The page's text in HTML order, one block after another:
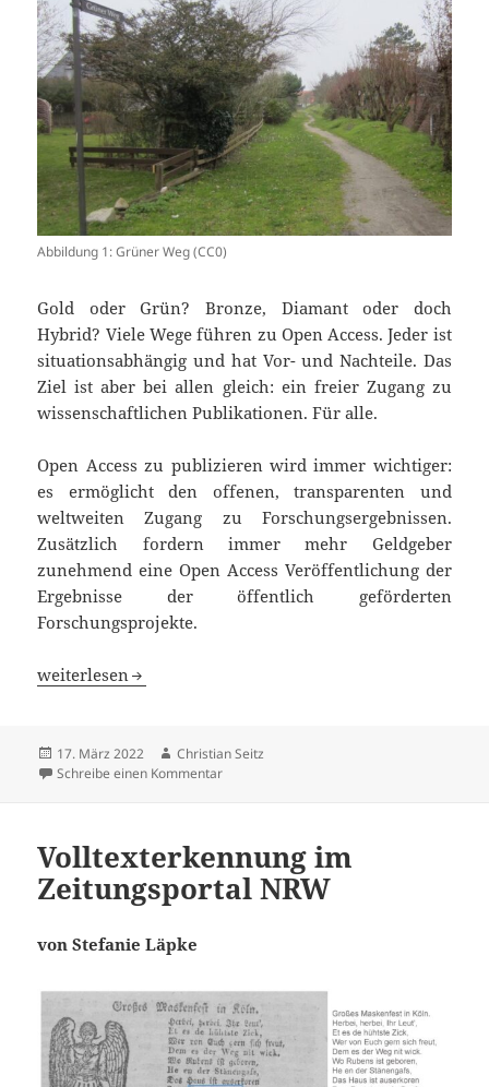
Abbildung 1: Grüner Weg (CC0)
Gold oder Grün? Bronze, Diamant oder doch
Hybrid? Viele Wege führen zu Open Access. Jeder ist
situationsabhängig und hat Vor- und Nachteile. Das
Ziel ist aber bei allen gleich: ein freier Zugang zu
wissenschaftlichen Publikationen. Für alle.
Open Access zu publizieren wird immer wichtiger:
es ermöglicht den offenen, transparenten und
weltweiten Zugang zu Forschungsergebnissen.
Zusätzlich fordern immer mehr Geldgeber
zunehmend eine Open Access Veröffentlichung der
Ergebnisse der öffentlich geförderten
Forschungsprojekte.
Auf dem grünen Weg zu Open Access
weiterlesen
Veröffentlicht
am
17. März 2022 Autor
Christian Seitz
Schreibe einen Kommentarzu Auf dem grünen Weg zu Open Access
Volltexterkennung im
Zeitungsportal NRW
von Stefanie Läpke